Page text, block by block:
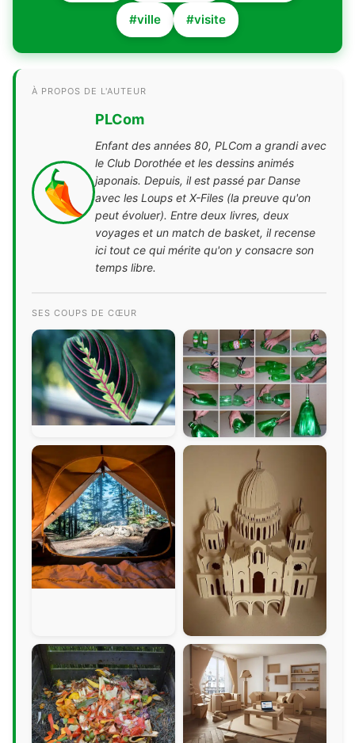
#ville #visite
À PROPOS DE L'AUTEUR
PLCom
Enfant des années 80, PLCom a grandi avec
le Club Dorothée et les dessins animés
japonais. Depuis, il est passé par Danse
avec les Loups et X-Files (la preuve qu'on
peut évoluer). Entre deux livres, deux
voyages et un match de basket, il recense
ici tout ce qui mérite qu'on y consacre son
temps libre.
SES COUPS DE CŒUR